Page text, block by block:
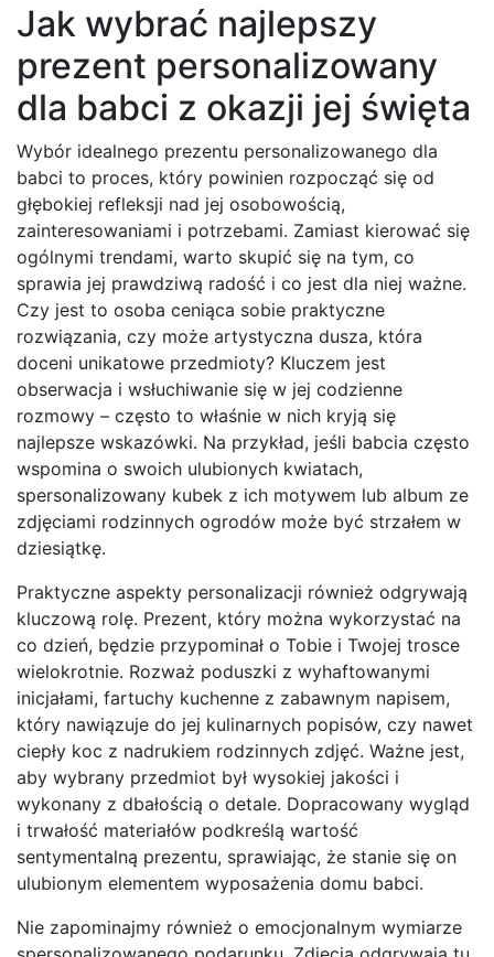
Jak wybrać najlepszy
prezent personalizowany
dla babci z okazji jej święta
Wybór idealnego prezentu personalizowanego dla
babci to proces, który powinien rozpocząć się od
głębokiej refleksji nad jej osobowością,
zainteresowaniami i potrzebami. Zamiast kierować się
ogólnymi trendami, warto skupić się na tym, co
sprawia jej prawdziwą radość i co jest dla niej ważne.
Czy jest to osoba ceniąca sobie praktyczne
rozwiązania, czy może artystyczna dusza, która
doceni unikatowe przedmioty? Kluczem jest
obserwacja i wsłuchiwanie się w jej codzienne
rozmowy – często to właśnie w nich kryją się
najlepsze wskazówki. Na przykład, jeśli babcia często
wspomina o swoich ulubionych kwiatach,
spersonalizowany kubek z ich motywem lub album ze
zdjęciami rodzinnych ogrodów może być strzałem w
dziesiątkę.
Praktyczne aspekty personalizacji również odgrywają
kluczową rolę. Prezent, który można wykorzystać na
co dzień, będzie przypominał o Tobie i Twojej trosce
wielokrotnie. Rozważ poduszki z wyhaftowanymi
inicjałami, fartuchy kuchenne z zabawnym napisem,
który nawiązuje do jej kulinarnych popisów, czy nawet
ciepły koc z nadrukiem rodzinnych zdjęć. Ważne jest,
aby wybrany przedmiot był wysokiej jakości i
wykonany z dbałością o detale. Dopracowany wygląd
i trwałość materiałów podkreślą wartość
sentymentalną prezentu, sprawiając, że stanie się on
ulubionym elementem wyposażenia domu babci.
Nie zapominajmy również o emocjonalnym wymiarze